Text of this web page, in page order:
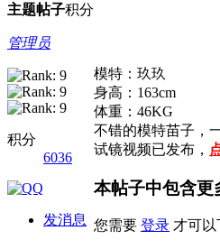
主题帖子积分
管理员
积分
6036
发消息
模特：玖玖
身高：163cm
体重：46KG
不错的模特苗子，
试镜视频已发布，
本帖子中包含更
您需要 登录 才可以